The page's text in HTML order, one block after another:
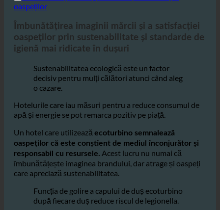
oaspeților
Îmbunătățirea imaginii mărcii și a satisfacției
igienă mai ridicate în dușuri
Sustenabilitatea ecologică este un factor
o cazare.
apă și energie se pot remarca pozitiv pe piață.
Un hotel care utilizeazăecoturbino semnalează
oaspeților că este conștient de mediul înconjurător și
responsabil cu resursele.Acest lucru nu numai că
care apreciază sustenabilitatea.